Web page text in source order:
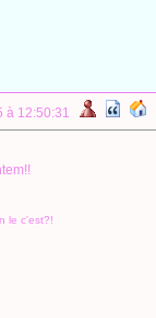
à 12:50:31
le c'est?!